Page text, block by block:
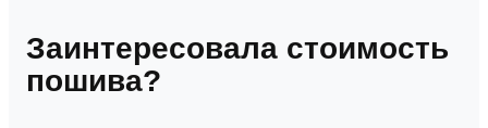
Заинтересовала стоимость
пошива?